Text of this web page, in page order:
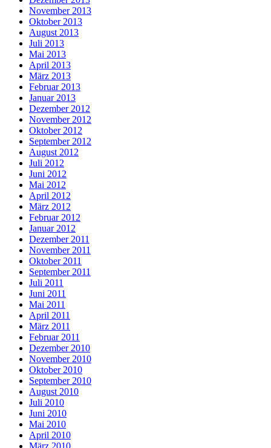
November 2013
Oktober 2013
August 2013
Juli 2013
Mai 2013
April 2013
März 2013
Februar 2013
Januar 2013
Dezember 2012
November 2012
Oktober 2012
September 2012
August 2012
Juli 2012
Juni 2012
Mai 2012
April 2012
März 2012
Februar 2012
Januar 2012
Dezember 2011
November 2011
Oktober 2011
September 2011
Juli 2011
Juni 2011
Mai 2011
April 2011
März 2011
Februar 2011
Dezember 2010
November 2010
Oktober 2010
September 2010
August 2010
Juli 2010
Juni 2010
Mai 2010
April 2010